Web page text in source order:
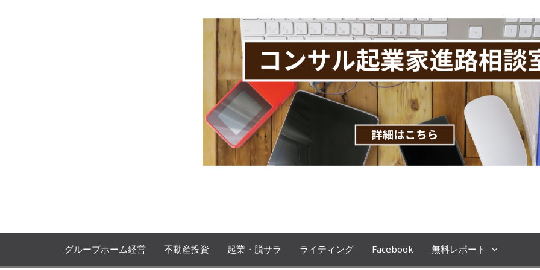
おりーのビジブロ！
プロモコンサル下居孝之のブログです。コンサル起業、教育ビジネスの極意を
グループホーム経営 不動産投資 起業・脱サラ ライティング Facebook 無料レポート